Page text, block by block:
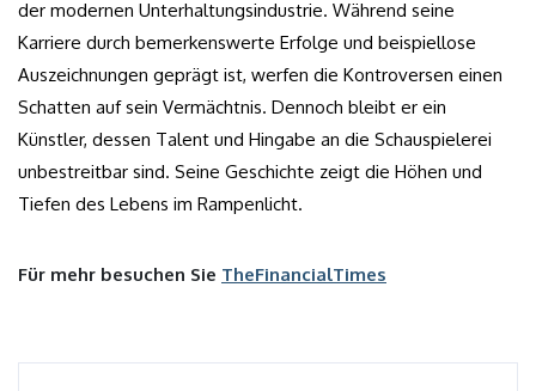
der modernen Unterhaltungsindustrie. Während seine
Karriere durch bemerkenswerte Erfolge und beispiellose
Auszeichnungen geprägt ist, werfen die Kontroversen einen
Schatten auf sein Vermächtnis. Dennoch bleibt er ein
Künstler, dessen Talent und Hingabe an die Schauspielerei
unbestreitbar sind. Seine Geschichte zeigt die Höhen und
Tiefen des Lebens im Rampenlicht.
Für mehr besuchen Sie TheFinancialTimes